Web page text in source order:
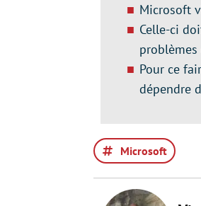
Microsoft
Celle-ci
problèmes
Pour ce
dépendre
Microsoft